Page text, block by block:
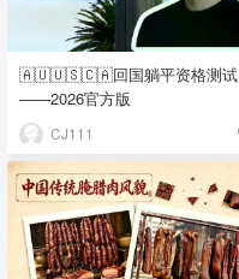
🇦🇺🇺🇸🇨🇦回国躺平资格测试
——2026官方版
CJ111